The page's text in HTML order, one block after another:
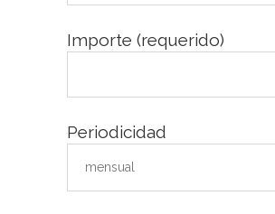
Importe (requerido)
Periodicidad